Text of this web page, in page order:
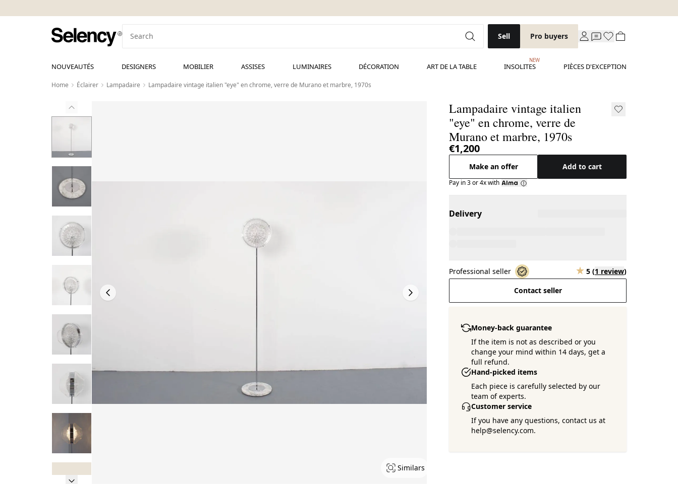
Sell Pro buyers
NOUVEAUTÉS DESIGNERS MOBILIER ASSISES LUMINAIRES DÉCORATION ART DE LA TABLE INSOLITES
NEW
PIÈCES D'EXCEPTION
Home Éclairer Lampadaire Lampadaire vintage italien "eye" en chrome, verre de Murano et marbre, 1970s
Similars
Lampadaire vintage italien
"eye" en chrome, verre de
Murano et marbre, 1970s
€1,200
Make an offer Add to cart
Pay in 3 or 4x with
Delivery
Professional seller 5 (1 review)
Contact seller
Money-back guarantee
If the item is not as described or you
change your mind within 14 days, get a
full refund.
Hand-picked items
Each piece is carefully selected by our
team of experts.
Customer service
If you have any questions, contact us at
help@selency.com.